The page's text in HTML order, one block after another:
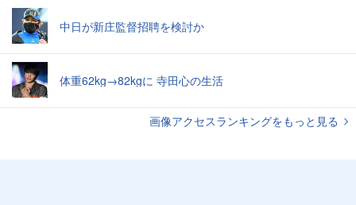
中日が新庄監督招聘を検討か
体重62kg→82kgに 寺田心の生活
画像アクセスランキングをもっと見る